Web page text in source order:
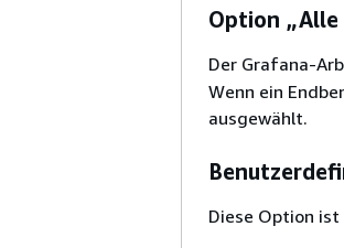
Option „Alle
Der Grafana-
Wenn ein
ausgewählt.
Diese Option